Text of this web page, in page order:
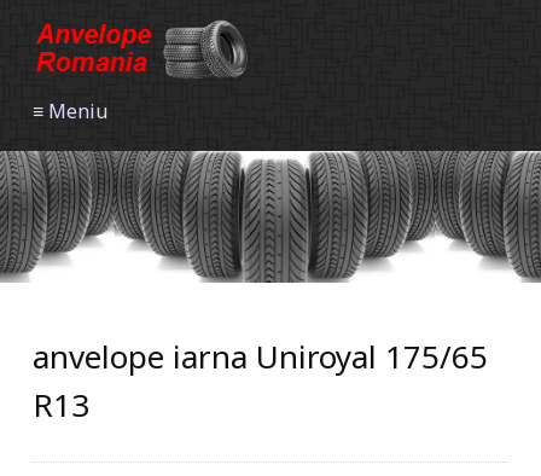
≡ Meniu
anvelope iarna Uniroyal 175/65
R13